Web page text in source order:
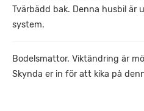
Tvärbädd bak. Denna husbil
system.
Bodelsmattor. Viktändring är
Skynda er in för att kika på